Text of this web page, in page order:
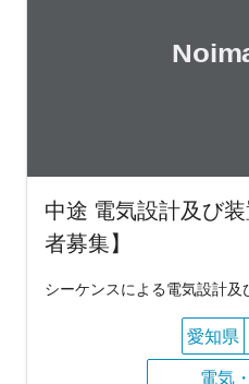
中途 電気設計及び
者募集】
シーケンスによる電気設計及
愛知県
電気